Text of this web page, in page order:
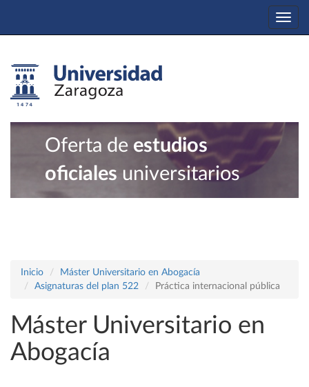
Oferta de estudios
oficiales universitarios
Inicio
Máster Universitario en Abogacía
Asignaturas del plan 522
Práctica internacional pública
Máster Universitario en
Abogacía